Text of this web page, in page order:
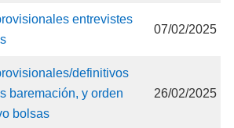
entrevistes
07/02/2025
definitivos
baremación, y orden
bolsas
26/02/2025